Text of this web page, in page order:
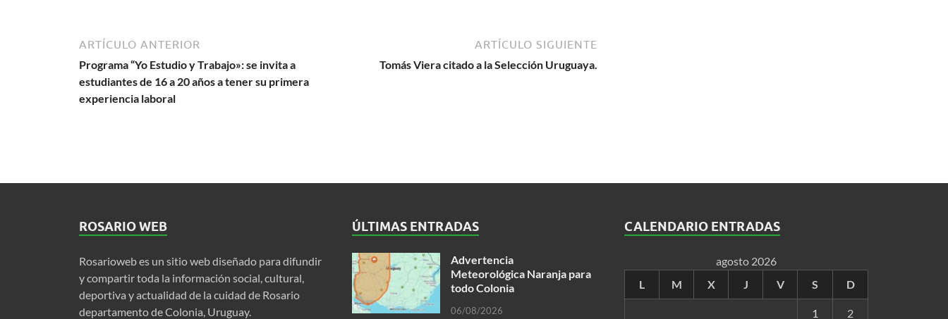
ARTÍCULO ANTERIOR
Programa “Yo Estudio y Trabajo»: se invita a
estudiantes de 16 a 20 años a tener su primera
experiencia laboral
ARTÍCULO SIGUIENTE
Tomás Viera citado a la Selección Uruguaya.
ROSARIO WEB
Rosarioweb es un sitio web diseñado para difundir
y compartir toda la información social, cultural,
deportiva y actualidad de la cuidad de Rosario
departamento de Colonia, Uruguay.
ÚLTIMAS ENTRADAS
Advertencia
Meteorológica Naranja para
todo Colonia
06/08/2026
CALENDARIO ENTRADAS
agosto 2026
L
M X J V S D
1 2